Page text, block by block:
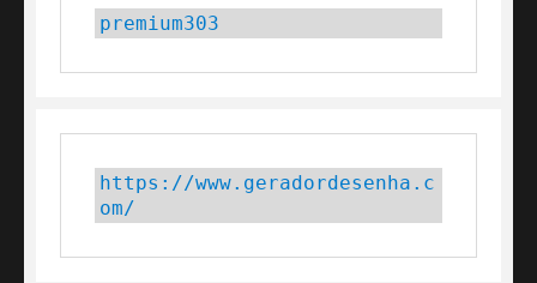
premium303
https://www.geradordesenha.c
om/